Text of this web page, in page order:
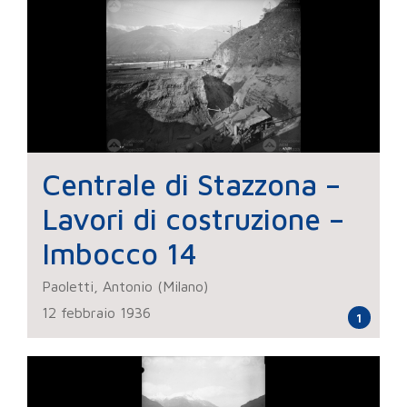
Centrale di Stazzona –
Lavori di costruzione –
Imbocco 14
Paoletti, Antonio (Milano)
12 febbraio 1936
1